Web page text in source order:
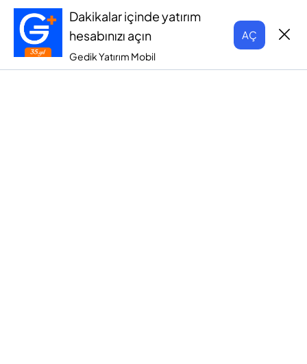
Dakikalar içinde yatırım
hesabınızı açın
Gedik Yatırım Mobil
AÇ